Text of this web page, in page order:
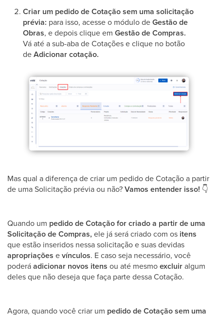
Criar um pedido de Cotação sem uma solicitação
prévia: para isso, acesse o módulo deGestão de
Obras, e depois clique em Gestão de Compras.
Vá até a sub-aba de Cotações e clique no botão
deAdicionar cotação.
Mas qual a diferença de criar um pedido de Cotação a partir
de uma Solicitação prévia ou não?Vamos entender isso! 👇
Quando um pedido de Cotação for criado a partir de uma
Solicitação de Compras, ele já será criado com os itens
que estão inseridos nessa solicitação e suas devidas
apropriações evínculos. E caso seja necessário, você
poderáadicionar novos itens ou até mesmoexcluiralgum
deles que não deseja que faça parte dessa Cotação.
Agora, quando você criar um pedido de Cotação sem uma